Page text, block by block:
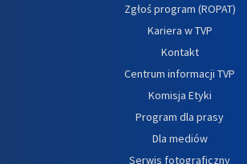
Zgłoś program (ROPAT)
Kariera w TVP
Kontakt
Centrum informacji TVP
Komisja Etyki
Program dla prasy
Dla mediów
Serwis fotograficzny